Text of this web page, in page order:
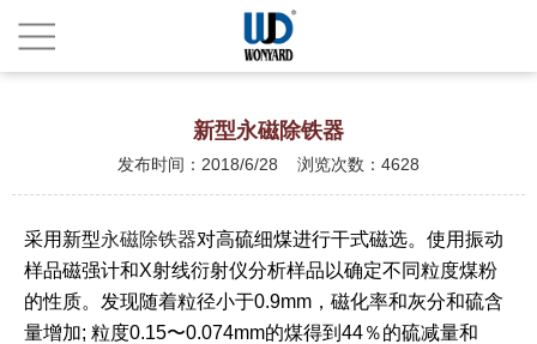
新型永磁除铁器
发布时间：2018/6/28 浏览次数：4628
采用新型永磁除铁器对高硫细煤进行干式磁选。使用振动
样品磁强计和X射线衍射仪分析样品以确定不同粒度煤粉
的性质。发现随着粒径小于0.9mm，磁化率和灰分和硫含
量增加; 粒度0.15〜0.074mm的煤得到44％的硫减量和